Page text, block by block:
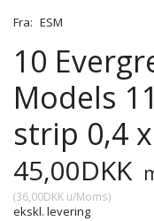
Fra: ESM
10
Models
strip 0,4
45,00DKK
(36,00DKK u/Moms)
ekskl. levering